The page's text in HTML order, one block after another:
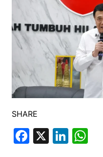
SHARE
F X Li W